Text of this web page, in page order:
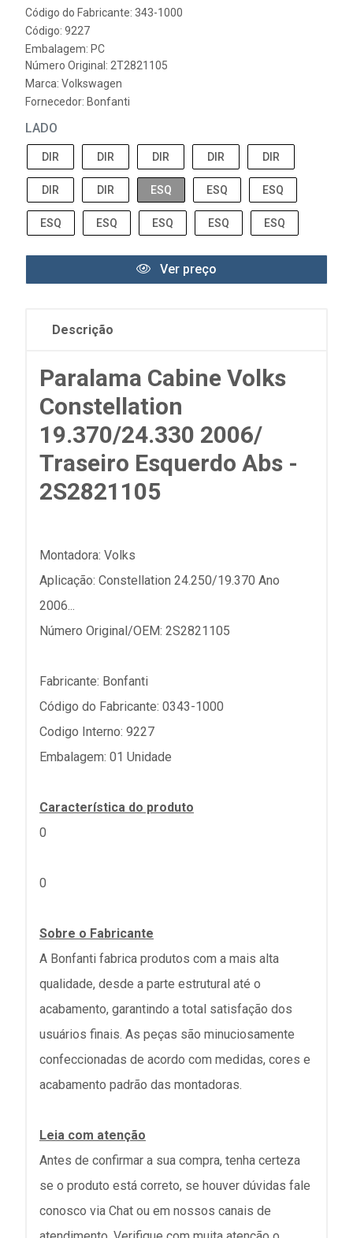
Código do Fabricante: 343-1000
Código: 9227
Embalagem: PC
Número Original: 2T2821105
Marca: Volkswagen
Fornecedor: Bonfanti
LADO
DIR DIR DIR DIR DIR
DIR DIR ESQ ESQ ESQ
ESQ ESQ ESQ ESQ ESQ
Ver preço
Descrição
Paralama Cabine Volks
Constellation
19.370/24.330 2006/
Traseiro Esquerdo Abs -
2S2821105
Montadora: Volks
Aplicação: Constellation 24.250/19.370 Ano
2006...
Número Original/OEM: 2S2821105
Fabricante: Bonfanti
Código do Fabricante: 0343-1000
Codigo Interno: 9227
Embalagem: 01 Unidade
Característica do produto
0
0
Sobre o Fabricante
A Bonfanti fabrica produtos com a mais alta
qualidade, desde a parte estrutural até o
acabamento, garantindo a total satisfação dos
usuários finais. As peças são minuciosamente
confeccionadas de acordo com medidas, cores e
acabamento padrão das montadoras.
Leia com atenção
Antes de confirmar a sua compra, tenha certeza
se o produto está correto, se houver dúvidas fale
conosco via Chat ou em nossos canais de